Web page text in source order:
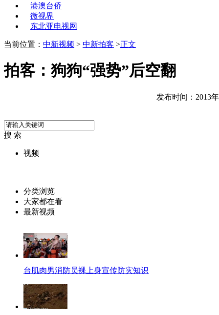
港澳台侨
微视界
东北亚电视网
当前位置： 中新视频 > 中新拍客 >正文
拍客：狗狗“强势”后空翻
发布时间：2013
搜 索
视频
分类浏览
大家都在看
最新视频
台肌肉男消防员裸上身宣传防灾知识